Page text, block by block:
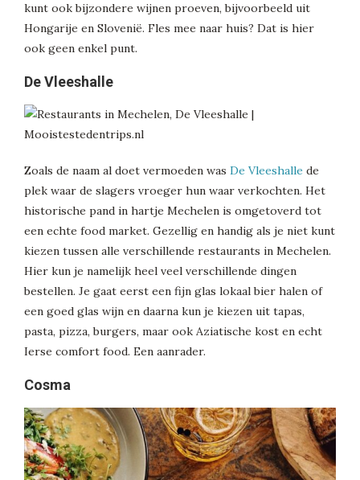
kunt ook bijzondere wijnen proeven, bijvoorbeeld uit
Hongarije en Slovenië. Fles mee naar huis? Dat is hier
ook geen enkel punt.
De Vleeshalle
Zoals de naam al doet vermoeden was De Vleeshalle de
plek waar de slagers vroeger hun waar verkochten. Het
historische pand in hartje Mechelen is omgetoverd tot
een echte food market. Gezellig en handig als je niet kunt
kiezen tussen alle verschillende restaurants in Mechelen.
Hier kun je namelijk heel veel verschillende dingen
bestellen. Je gaat eerst een fijn glas lokaal bier halen of
een goed glas wijn en daarna kun je kiezen uit tapas,
pasta, pizza, burgers, maar ook Aziatische kost en echt
Ierse comfort food. Een aanrader.
Cosma